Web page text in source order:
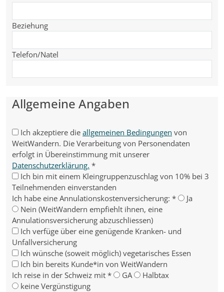
Beziehung
Telefon/Natel
Allgemeine Angaben
Ich akzeptiere die allgemeinen Bedingungen von
WeitWandern. Die Verarbeitung von Personendaten
erfolgt in Übereinstimmung mit unserer
Datenschutzerklärung. *
Ich bin mit einem Kleingruppenzuschlag von 10% bei 3
Teilnehmenden einverstanden
Ich habe eine Annulationskostenversicherung: *
Ja
Nein (WeitWandern empfiehlt ihnen, eine
Annulationsversicherung abzuschliessen)
Ich verfüge über eine genügende Kranken- und
Unfallversicherung
Ich wünsche (soweit möglich) vegetarisches Essen
Ich bin bereits Kunde*in von WeitWandern
Ich reise in der Schweiz mit * GA
Halbtax
keine Vergünstigung